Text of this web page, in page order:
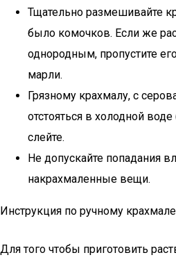
Тщательно размешивайте
было комочков. Если же
однородным, пропустите
марли.
Грязному крахмалу, с
отстояться в холодной
слейте.
Не допускайте попадания
накрахмаленные вещи.
Инструкция по ручному
Для того чтобы приготовить